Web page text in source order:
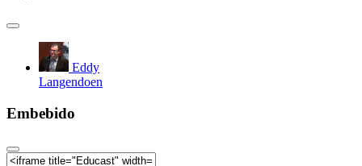
Eddy
Langendoen
Embebido